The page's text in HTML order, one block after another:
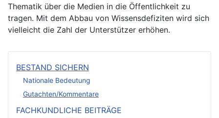
BESTAND SICHERN
Nationale Bedeutung
Gutachten/Kommentare
FACHKUNDLICHE BEITRÄGE
Thematik über die Medien in die Öffentlichkeit zu
tragen. Mit dem Abbau von Wissensdefiziten wird sich
vielleicht die Zahl der Unterstützer erhöhen.